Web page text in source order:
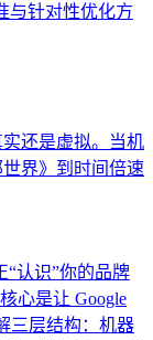
与针对性优化方
还是虚拟。当机
界》到时间倍速
“认识”你的品牌
心是让 Google
三层结构：机器